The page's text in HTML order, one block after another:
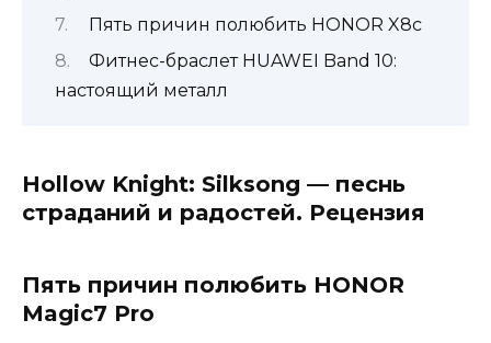
Пять причин полюбить HONOR X8c
Фитнес-браслет HUAWEI Band 10:
настоящий металл
Hollow Knight: Silksong — песнь
страданий и радостей. Рецензия
Пять причин полюбить HONOR
Magic7 Pro